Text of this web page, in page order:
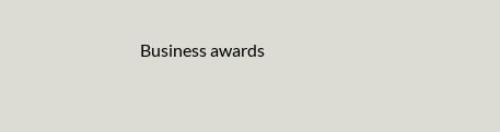
Business awards